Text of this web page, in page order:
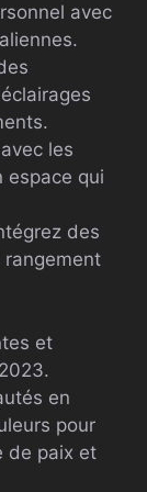
avec
les
espace qui
des
rangement